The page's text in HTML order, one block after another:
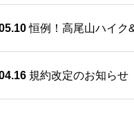
恒例！高尾山ハイク
規約改定のお知らせ